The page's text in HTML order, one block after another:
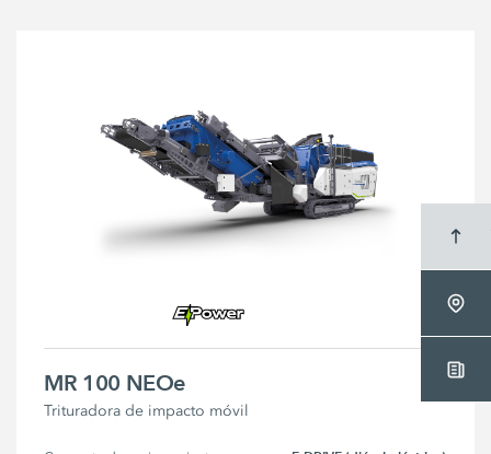
MR 100 NEOe
Trituradora de impacto móvil